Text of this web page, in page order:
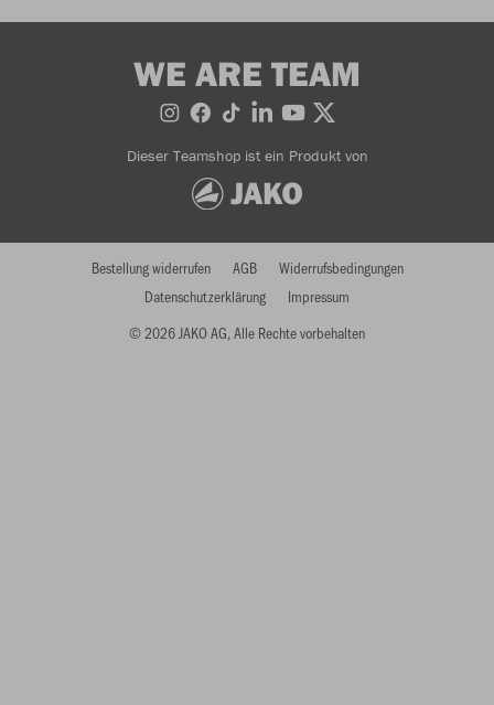
WE ARE TEAM
Dieser Teamshop ist ein Produkt von
© 2026 JAKO AG, Alle Rechte vorbehalten
Bestellung widerrufen AGB
Widerrufsbedingungen
Datenschutzerklärung
Impressum